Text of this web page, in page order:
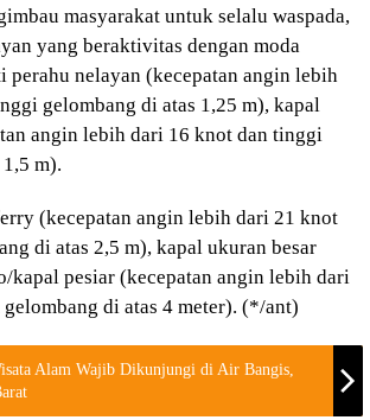
masyarakat untuk selalu waspada,
yang beraktivitas dengan moda
perahu nelayan (kecepatan angin lebih
gelombang di atas 1,25 m), kapal
angin lebih dari 16 knot dan tinggi
m).
(kecepatan angin lebih dari 21 knot
di atas 2,5 m), kapal ukuran besar
kapal pesiar (kecepatan angin lebih dari
di atas 4 meter). (*/ant)
Alam Wajib Dikunjungi di Air Bangis,